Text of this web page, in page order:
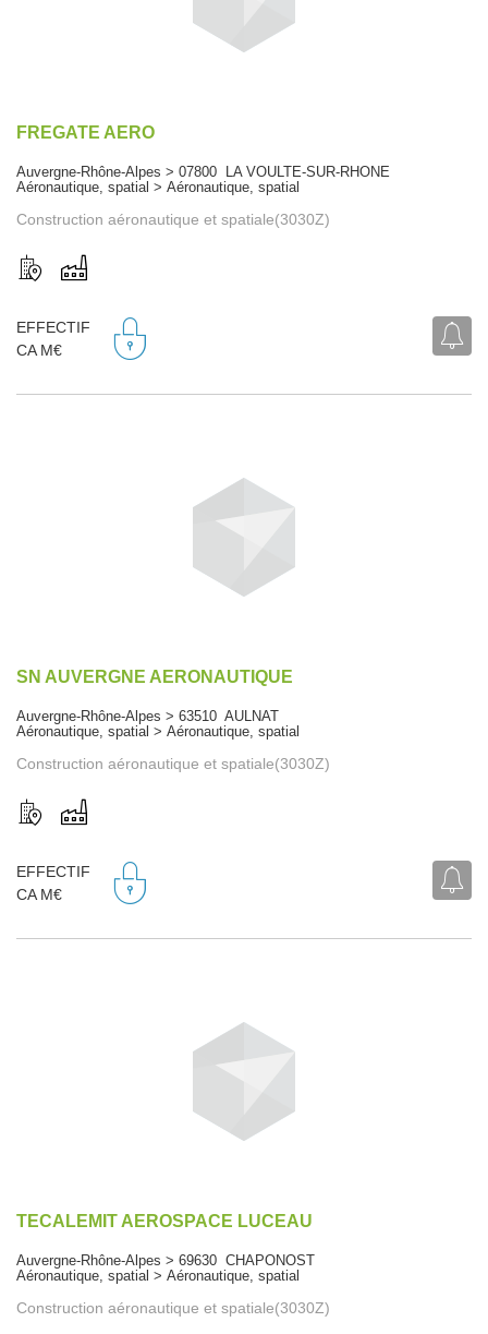
FREGATE AERO
Auvergne-Rhône-Alpes > 07800 LA VOULTE-SUR-RHONE
Aéronautique, spatial > Aéronautique, spatial
Construction aéronautique et spatiale(3030Z)
EFFECTIF
CA M€
SN AUVERGNE AERONAUTIQUE
Auvergne-Rhône-Alpes > 63510 AULNAT
Aéronautique, spatial > Aéronautique, spatial
Construction aéronautique et spatiale(3030Z)
EFFECTIF
CA M€
TECALEMIT AEROSPACE LUCEAU
Auvergne-Rhône-Alpes > 69630 CHAPONOST
Aéronautique, spatial > Aéronautique, spatial
Construction aéronautique et spatiale(3030Z)